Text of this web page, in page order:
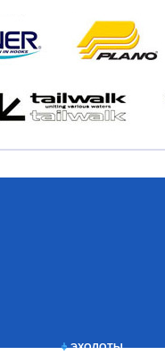
ЭХОЛОТЫ